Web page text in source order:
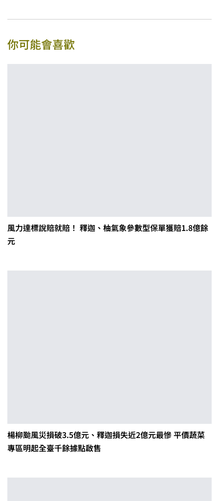
你可能會喜歡
風力達標說賠就賠！ 釋迦、柚氣象參數型保單獲賠1.8億餘
元
楊柳颱風災損破3.5億元、釋迦損失近2億元最慘 平價蔬菜
專區明起全臺千餘據點啟售